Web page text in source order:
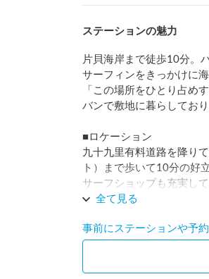
ステーションの魅力
片貝海岸まで徒歩10分。
サーフィンをきっかけに
「この場所をひとり占め
バンで敷地に暮らしてお
■ロケーション
九十九里有料道路を降り
ト）まで歩いて10分の好
サーフショップも充実して
4区画の駐車スペースに加
を完備。BBQ・焚き火も
■こんな方に選ばれていま
全て見る
事前にステーションや予